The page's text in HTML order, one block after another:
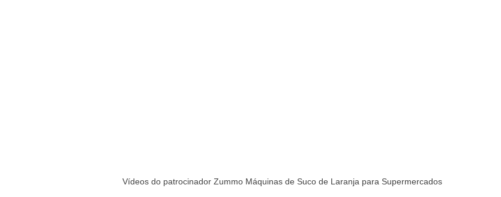
Vídeos do patrocinador Zummo Máquinas de Suco de Laranja para Supermercados